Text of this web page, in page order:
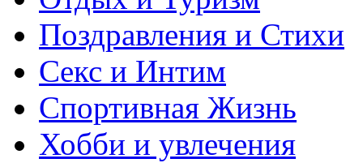
Поздравления и Стихи
Секс и Интим
Спортивная Жизнь
Хобби и увлечения